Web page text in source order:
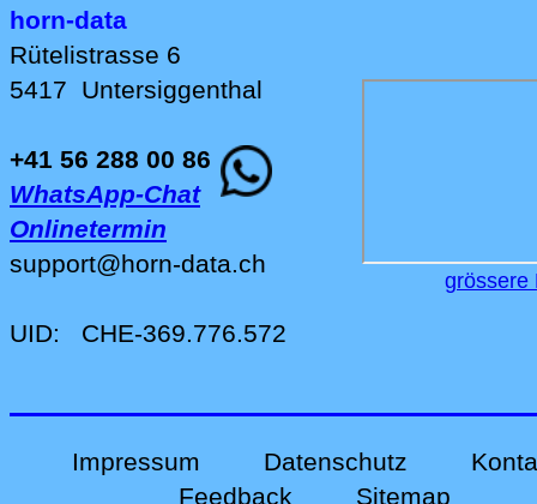
horn-data
Rütelistrasse 6
5417 Untersiggenthal
+41 56 288 00 86
WhatsApp-Chat
Onlinetermin
support@horn-data.ch
UID: CHE-369.776.572
grössere
Impressum Datenschutz
Feedback
Sitemap